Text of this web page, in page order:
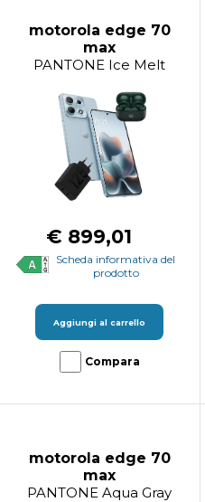
motorola edge 70
max
PANTONE Ice Melt
€ 899,01
Scheda informativa del
prodotto
Aggiungi al carrello
Compara
motorola edge 70
max
PANTONE Aqua Gray